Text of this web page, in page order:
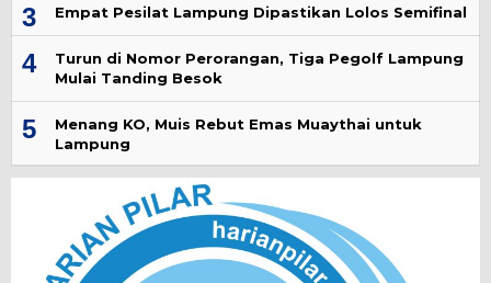
3 Empat Pesilat Lampung Dipastikan Lolos Semifinal
4
Turun di Nomor Perorangan, Tiga Pegolf Lampung
Mulai Tanding Besok
5
Menang KO, Muis Rebut Emas Muaythai untuk
Lampung